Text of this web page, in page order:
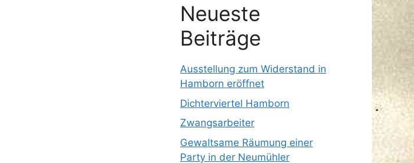
Neueste
Beiträge
Ausstellung zum Widerstand in
Hamborn eröffnet
Dichterviertel Hamborn
Zwangsarbeiter
Gewaltsame Räumung einer
Party in der Neumühler